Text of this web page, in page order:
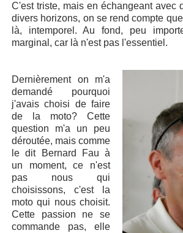
C'est triste, mais en échangeant avec
divers horizons, on se rend compte
là, intemporel. Au fond, peu
marginal, car là n'est pas l'essentiel.
Dernièrement on m'a
demandé pourquoi
j'avais choisi de faire
de la moto? Cette
question m'a un peu
déroutée, mais comme
le dit Bernard Fau à
un moment, ce n'est
pas nous qui
choisissons, c'est la
moto qui nous choisit.
Cette passion ne se
commande pas, elle